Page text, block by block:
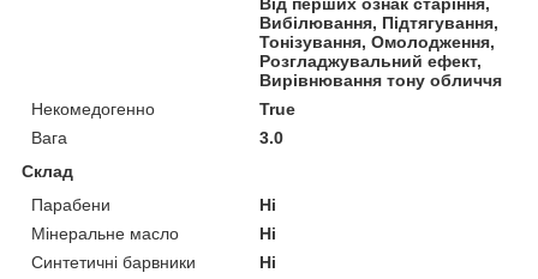
Вибілювання, Підтягування,
Тонізування, Омолодження,
Розгладжувальний ефект,
Вирівнювання тону обличчя
Некомедогенно
True
Вага
3.0
Склад
Парабени
Ні
Мінеральне масло
Ні
Синтетичні барвники
Ні